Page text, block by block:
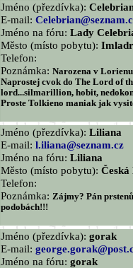
Jméno (přezdívka):
E-mail:
Jméno na fóru: Lady
Město (místo pobytu):
Telefon:
Poznámka: Narozena v
Naprostej cvok do The Lord of
lord...silmarillion, hobit,
Proste Tolkieno maniak jak
Jméno (přezdívka): Liliana
E-mail: l.iliana@seznam.cz
Jméno na fóru: Liliana
Město (místo pobytu): Česká
Telefon:
Poznámka: Zájmy? Pán
podobách!!!
Jméno (přezdívka): gorak
E-mail:
Jméno na fóru: gorak